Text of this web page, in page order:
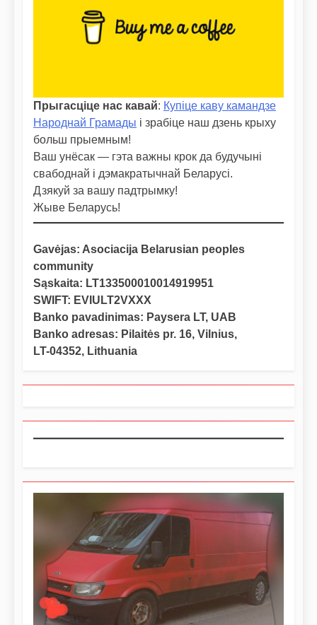
Прыгасціце нас кавай: Купіце каву камандзе
Народнай Грамады і зрабіце наш дзень крыху
больш прыемным!
Ваш унёсак — гэта важны крок да будучыні
свабоднай і дэмакратычнай Беларусі.
Дзякуй за вашу падтрымку!
Жыве Беларусь!
Gavėjas: Asociacija Belarusian peoples
community
Sąskaita: LT133500010014919951
SWIFT: EVIULT2VXXX
Banko pavadinimas: Paysera LT, UAB
Banko adresas: Pilaitės pr. 16, Vilnius,
LT-04352, Lithuania